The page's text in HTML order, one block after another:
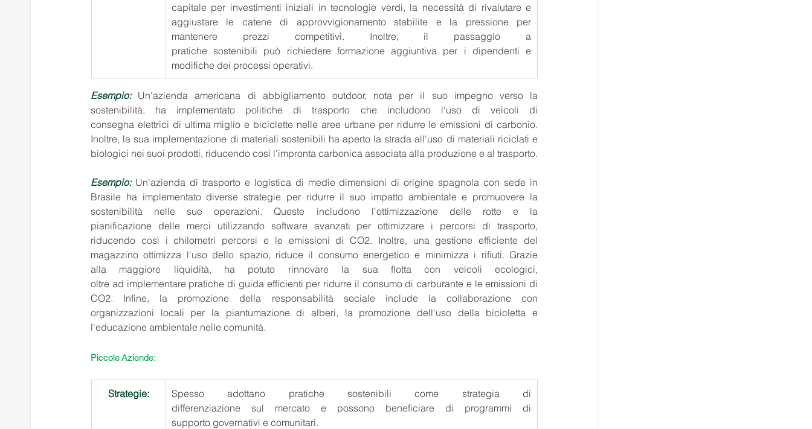
capitale per investimenti iniziali in tecnologie verdi, la necessità di rivalutare e
aggiustare le catene di approvvigionamento stabilite e la pressione per
mantenere prezzi competitivi. Inoltre, il passaggio a
pratiche sostenibili può richiedere formazione aggiuntiva per i dipendenti e
modifiche dei processi operativi.
Esempio: Un'azienda americana di abbigliamento outdoor, nota per il suo impegno verso la
sostenibilità, ha implementato politiche di trasporto che includono l'uso di veicoli di
consegna elettrici di ultima miglio e biciclette nelle aree urbane per ridurre le emissioni di carbonio.
Inoltre, la sua implementazione di materiali sostenibili ha aperto la strada all'uso di materiali riciclati e
Esempio: Un'azienda di trasporto e logistica di medie dimensioni di origine spagnola con sede in
Brasile ha implementato diverse strategie per ridurre il suo impatto ambientale e promuovere la
sostenibilità nelle sue operazioni. Queste includono l'ottimizzazione delle rotte e la
pianificazione delle merci utilizzando software avanzati per ottimizzare i percorsi di trasporto,
riducendo così i chilometri percorsi e le emissioni di CO2. Inoltre, una gestione efficiente del
magazzino ottimizza l'uso dello spazio, riduce il consumo energetico e minimizza i rifiuti. Grazie
alla maggiore liquidità, ha potuto rinnovare la sua flotta con veicoli ecologici,
oltre ad implementare pratiche di guida efficienti per ridurre il consumo di carburante e le emissioni di
CO2. Infine, la promozione della responsabilità sociale include la collaborazione con
organizzazioni locali per la piantumazione di alberi, la promozione dell'uso della bicicletta e
l'educazione ambientale nelle comunità.
Piccole Aziende:
Strategie:
Spesso adottano pratiche sostenibili come strategia di
differenziazione sul mercato e possono beneficiare di programmi di
supporto governativi e comunitari.